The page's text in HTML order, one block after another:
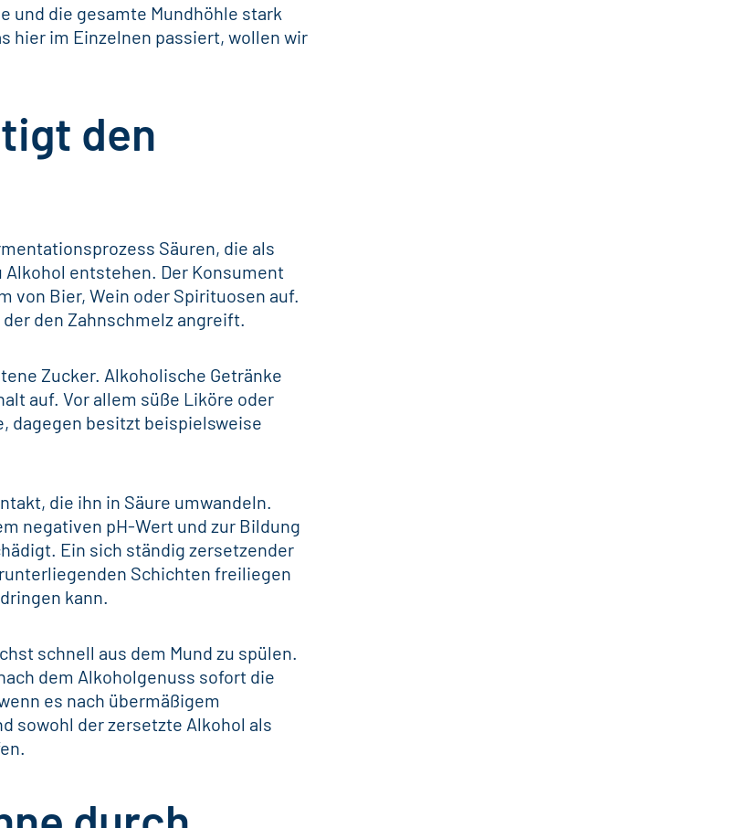
und die gesamte Mundhöhle stark
hier im Einzelnen passiert, wollen wir
den
Säuren, die als
Alkohol entstehen. Der Konsument
von Bier, Wein oder Spirituosen auf.
den Zahnschmelz angreift.
Zucker. Alkoholische Getränke
auf. Vor allem süße Liköre oder
dagegen besitzt beispielsweise
die ihn in Säure umwandeln.
negativen pH-Wert und zur Bildung
Ein sich ständig zersetzender
Schichten freiliegen
kann.
schnell aus dem Mund zu spülen.
dem Alkoholgenuss sofort die
es nach übermäßigem
sowohl der zersetzte Alkohol als